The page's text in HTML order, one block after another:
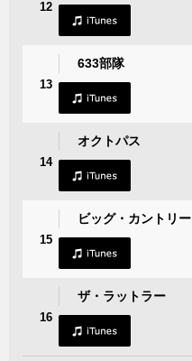
12
13
633部隊
14
オクトパス
15
ビッグ・カントリー
16
ザ・ラットラー